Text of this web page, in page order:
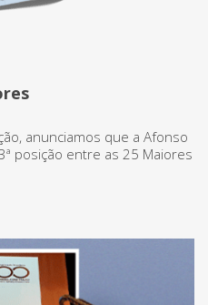
anunciamos que a Afonso
posição entre as 25 Maiores